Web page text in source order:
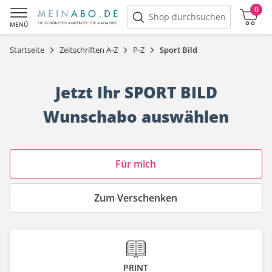
MENÜ
Shop durchsuchen
0
Warenkorb
Startseite Zeitschriften A-Z P-Z Sport Bild
Jetzt Ihr SPORT BILD
Wunschabo auswählen
Angebotskategorie
Für mich
Zum Verschenken
PRINT